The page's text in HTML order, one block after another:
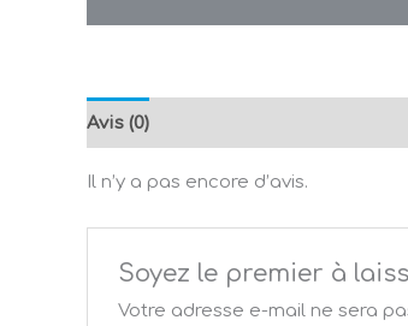
Avis (0)
Il n’y a pas encore d’avis.
Soyez le premier à
Votre adresse e-mail ne sera